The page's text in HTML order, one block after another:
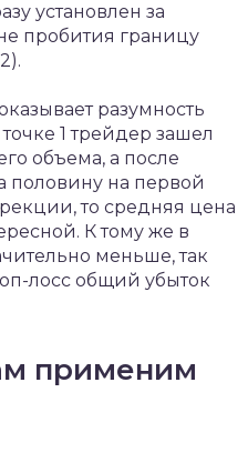
установлен за
пробития границу
разумность
1 трейдер зашел
объема, а после
половину на первой
то средняя цена
К тому же в
меньше, так
лосс общий убыток
применим